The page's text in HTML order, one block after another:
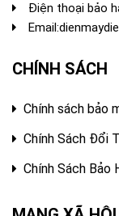
Điện thoại bảo
Email:
CHÍNH SÁCH
Chính sách bảo
Chính Sách Đổi
Chính Sách Bảo